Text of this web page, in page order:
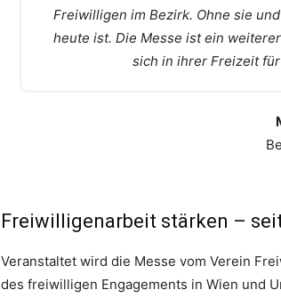
Freiwilligen im Bezirk. Ohne sie
heute ist. Die Messe ist ein
sich in ihrer Freizeit
Freiwilligenarbeit stärken –
Veranstaltet wird die Messe vom Verein
des freiwilligen Engagements in Wien und